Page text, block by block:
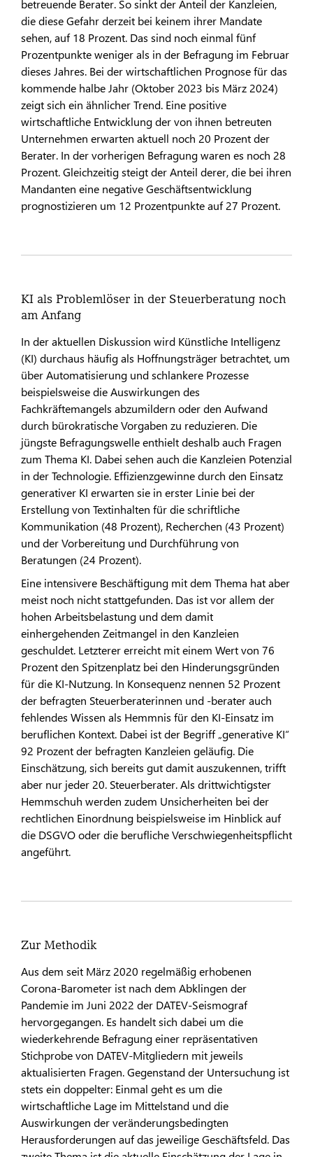
betreuende Berater. So sinkt der Anteil der Kanzleien,
die diese Gefahr derzeit bei keinem ihrer Mandate
sehen, auf 18 Prozent. Das sind noch einmal fünf
Prozentpunkte weniger als in der Befragung im Februar
dieses Jahres. Bei der wirtschaftlichen Prognose für das
kommende halbe Jahr (Oktober 2023 bis März 2024)
zeigt sich ein ähnlicher Trend. Eine positive
wirtschaftliche Entwicklung der von ihnen betreuten
Unternehmen erwarten aktuell noch 20 Prozent der
Berater. In der vorherigen Befragung waren es noch 28
Prozent. Gleichzeitig steigt der Anteil derer, die bei ihren
Mandanten eine negative Geschäftsentwicklung
prognostizieren um 12 Prozentpunkte auf 27 Prozent.
KI als Problemlöser in der Steuerberatung noch
am Anfang
In der aktuellen Diskussion wird Künstliche Intelligenz
(KI) durchaus häufig als Hoffnungsträger betrachtet, um
über Automatisierung und schlankere Prozesse
beispielsweise die Auswirkungen des
Fachkräftemangels abzumildern oder den Aufwand
durch bürokratische Vorgaben zu reduzieren. Die
jüngste Befragungswelle enthielt deshalb auch Fragen
zum Thema KI. Dabei sehen auch die Kanzleien Potenzial
in der Technologie. Effizienzgewinne durch den Einsatz
generativer KI erwarten sie in erster Linie bei der
Erstellung von Textinhalten für die schriftliche
Kommunikation (48 Prozent), Recherchen (43 Prozent)
und der Vorbereitung und Durchführung von
Beratungen (24 Prozent).
Eine intensivere Beschäftigung mit dem Thema hat aber
meist noch nicht stattgefunden. Das ist vor allem der
hohen Arbeitsbelastung und dem damit
einhergehenden Zeitmangel in den Kanzleien
geschuldet. Letzterer erreicht mit einem Wert von 76
Prozent den Spitzenplatz bei den Hinderungsgründen
für die KI-Nutzung. In Konsequenz nennen 52 Prozent
der befragten Steuerberaterinnen und -berater auch
fehlendes Wissen als Hemmnis für den KI-Einsatz im
beruflichen Kontext. Dabei ist der Begriff „generative KI“
92 Prozent der befragten Kanzleien geläufig. Die
Einschätzung, sich bereits gut damit auszukennen, trifft
aber nur jeder 20. Steuerberater. Als drittwichtigster
Hemmschuh werden zudem Unsicherheiten bei der
rechtlichen Einordnung beispielsweise im Hinblick auf
die DSGVO oder die berufliche Verschwiegenheitspflicht
angeführt.
Zur Methodik
Aus dem seit März 2020 regelmäßig erhobenen
Corona-Barometer ist nach dem Abklingen der
Pandemie im Juni 2022 der DATEV-Seismograf
hervorgegangen. Es handelt sich dabei um die
wiederkehrende Befragung einer repräsentativen
Stichprobe von DATEV-Mitgliedern mit jeweils
aktualisierten Fragen. Gegenstand der Untersuchung ist
stets ein doppelter: Einmal geht es um die
wirtschaftliche Lage im Mittelstand und die
Auswirkungen der veränderungsbedingten
Herausforderungen auf das jeweilige Geschäftsfeld. Das